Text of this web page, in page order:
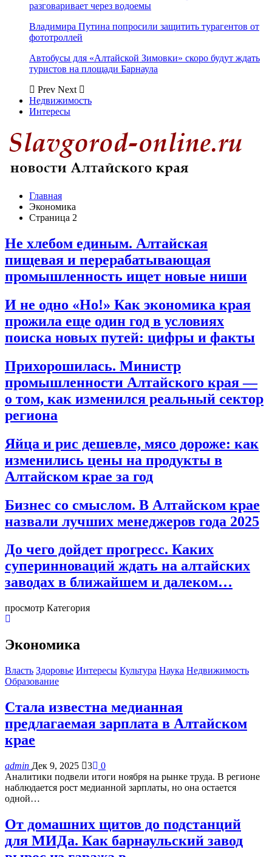
разговаривает через водоемы
Владимира Путина попросили защитить турагентов от
фототроллей
Автобусы для «Алтайской Зимовки» скоро будут ждать
туристов на площади Барнаула
Prev Next
Недвижимость
Интересы
Главная
Экономика
Страница 2
Не хлебом единым. Алтайская
пищевая и перерабатывающая
промышленность ищет новые ниши
И не одно «Но!» Как экономика края
прожила еще один год в условиях
поиска новых путей: цифры и факты
Прихорошилась. Министр
промышленности Алтайского края —
о том, как изменился реальный сектор
региона
Яйца и рис дешевле, мясо дороже: как
изменились цены на продукты в
Алтайском крае за год
Бизнес со смыслом. В Алтайском крае
назвали лучших менеджеров года 2025
До чего дойдет прогресс. Каких
суперинноваций ждать на алтайских
заводах в ближайшем и далеком…
просмотр Категория
Экономика
Власть Здоровье Интересы Культура Наука Недвижимость
Образование
Стала известна медианная
предлагаемая зарплата в Алтайском
крае
admin Дек 9, 2025 3
0
Аналитики подвели итоги ноября на рынке труда. В регионе
наблюдается рост медианной зарплаты, но она остается
одной…
От домашних щитов до подстанций
для МИДа. Как барнаульский завод